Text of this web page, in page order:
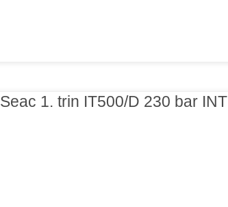
Seac 1. trin IT500/D 230 bar INT